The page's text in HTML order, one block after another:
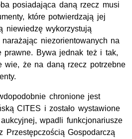
posiadająca daną rzecz musi
które potwierdzają jej
niewiedzę wykorzystują
niezorientowanych na
prawne. Bywa jednak też i tak,
wie, że na daną rzecz potrzebne
chronione jest
CITES i zostało wystawione
wpadli funkcjonariusze
Przestępczością Gospodarczą